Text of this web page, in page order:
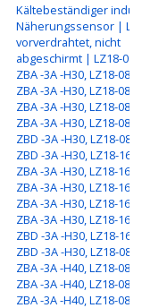
Kältebeständiger
Näherungssensor |
vorverdrahtet, nicht
abgeschirmt | LZ18-
ZBA -3A -H30, LZ18-
ZBA -3A -H30, LZ18-
ZBA -3A -H30, LZ18-
ZBA -3A -H30, LZ18-
ZBD -3A -H30, LZ18-
ZBD -3A -H30, LZ18-
ZBA -3A -H30, LZ18-
ZBA -3A -H30, LZ18-
ZBA -3A -H30, LZ18-
ZBA -3A -H30, LZ18-
ZBD -3A -H30, LZ18-
ZBD -3A -H30, LZ18-
ZBA -3A -H40, LZ18-
ZBA -3A -H40, LZ18-
ZBA -3A -H40, LZ18-